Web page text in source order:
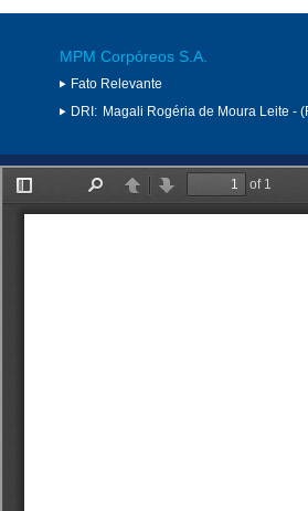
MPM Corpóreos S.A.
Fato Relevante
DRI: Magali Rogéria de Moura Leite -